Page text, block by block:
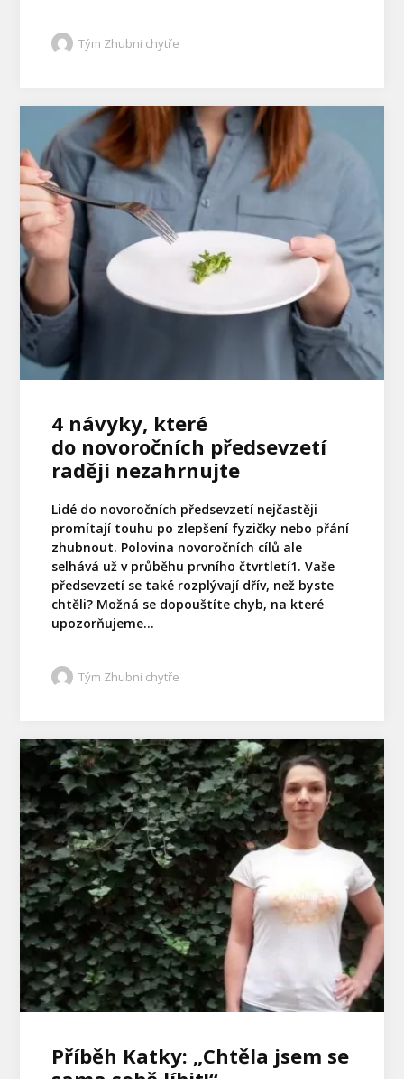
Tým Zhubni chytře
4 návyky, které
do novoročních předsevzetí
raději nezahrnujte
Lidé do novoročních předsevzetí nejčastěji
promítají touhu po zlepšení fyzičky nebo přání
zhubnout. Polovina novoročních cílů ale
selhává už v průběhu prvního čtvrtletí1. Vaše
předsevzetí se také rozplývají dřív, než byste
chtěli? Možná se dopouštíte chyb, na které
upozorňujeme...
Tým Zhubni chytře
Příběh Katky: „Chtěla jsem se